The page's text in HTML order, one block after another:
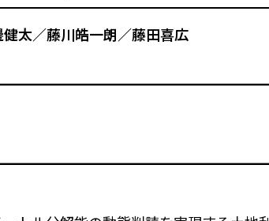
太／藤川皓一朗／藤田喜広